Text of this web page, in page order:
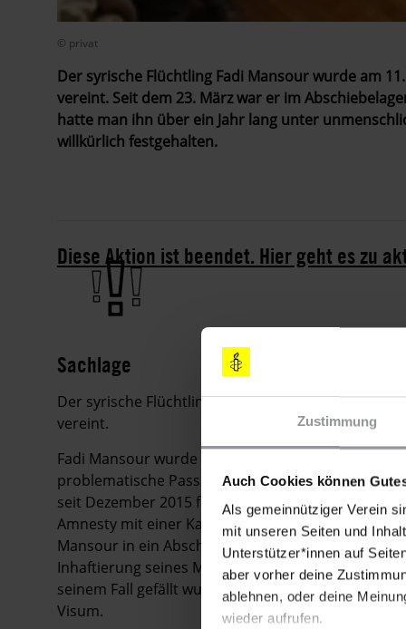
Zustimmung
Auch Cookies können
Als gemeinnütziger Verein
mit unseren Seiten und
Unterstützer*innen auf
aber vorher deine
ablehnen, oder deine
wieder aufrufen.
© privat
Der syrische Flüchtling Fadi Mansour wurde am
vereint. Seit dem 23. März war er im
hatte man ihn über ein Jahr lang unter
willkürlich festgehalten.
Diese Aktion ist beendet. Hier geht es zu
Sachlage
Der syrische Flüchtling Fadi Mansour wurde am
vereint.
Fadi Mansour wurde über ein Jahr lang willkürlich
problematische Passagiere" im Flughafen
seit Dezember 2015 für seine Freilassung ein. Am
Amnesty mit einer Kampagne reagierte, die den
Mansour in ein Abschiebelager in Adana im
Inhaftierung seines Mandanten vor das
seinem Fall gefällt wurde, erhielt Fadi Mansour in
Visum.